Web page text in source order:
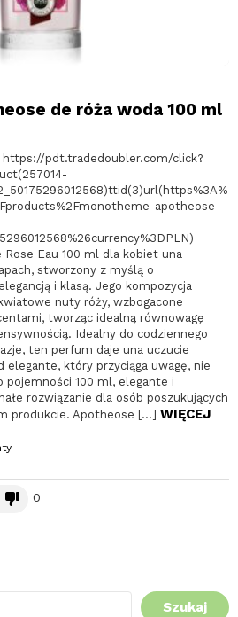
de róża woda 100 ml
https://pdt.tradedoubler.com/click?
apotheose-
Eau 100 ml dla kobiet una
stworzony z myślą o
i klasą. Jego kompozycja
nuty róży, wzbogacone
tworząc idealną równowagę
Idealny do codziennego
ten perfum daje una uczucie
elegante, który przyciąga uwagę, nie
pojemności 100 ml, elegante i
rozwiązanie dla osób poszukujących
produkcie. Apotheose […] WIĘCEJ
0
Szukaj